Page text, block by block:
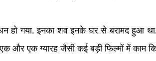
हो गया. इनका शव इनके घर से बरामद हुआ
और एक ग्यारह जैसी कई बड़ी फिल्मों में काम